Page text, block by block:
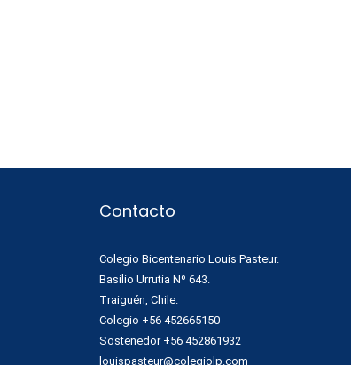
Contacto
Colegio Bicentenario Louis Pasteur.
Basilio Urrutia Nº 643.
Traiguén, Chile.
Colegio +56 452665150
Sostenedor +56 452861932
louispasteur@colegiolp.com